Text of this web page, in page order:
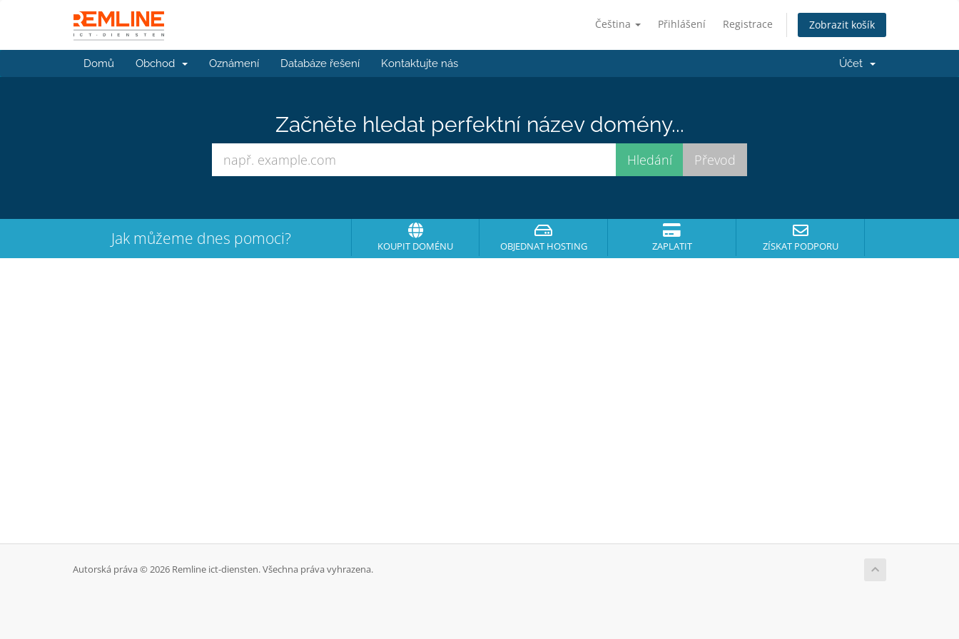
Čeština Přihlášení Registrace Zobrazit košík
Domů Obchod Oznámení Databáze řešení Kontaktujte nás Účet
Začněte hledat perfektní název domény...
Jak můžeme dnes pomoci? KOUPIT DOMÉNU OBJEDNAT HOSTING ZAPLATIT ZÍSKAT PODPORU
Autorská práva © 2026 Remline ict-diensten. Všechna práva vyhrazena.